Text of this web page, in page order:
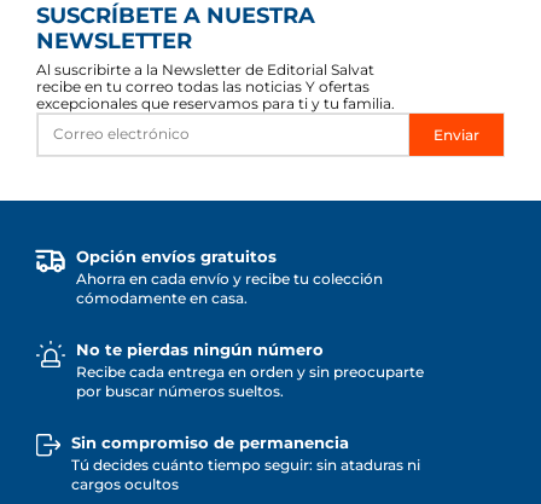
SUSCRÍBETE A NUESTRA
NEWSLETTER
Al suscribirte a la Newsletter de Editorial Salvat
recibe en tu correo todas las noticias Y ofertas
excepcionales que reservamos para ti y tu familia.
Enviar
Opción envíos gratuitos
Ahorra en cada envío y recibe tu colección
cómodamente en casa.
No te pierdas ningún número
Recibe cada entrega en orden y sin preocuparte
por buscar números sueltos.
Sin compromiso de permanencia
Tú decides cuánto tiempo seguir: sin ataduras ni
cargos ocultos